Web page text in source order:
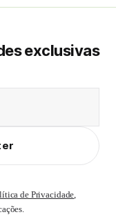
exclusivas
de Privacidade,